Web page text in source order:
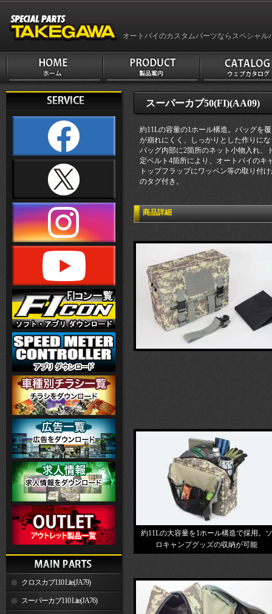
オートバイのカスタムパーツならスペシャル
クロスカブ110 Lite(JA79)
スーパーカブ110 Lite(JA76)
スーパーカブ50(FI)(AA09)
約11Lの容量の1ホール構造。バッグを
が崩れにくく、しっかりとした作りに
バッグ内部に2箇所のネット小物入れ、
定ベルト4箇所により、オートバイのキ
トップフラップにワッペン等の取り付
のタグ付き。
商品詳細
約11Lの大容量を1ホール構造で採用。ソ
ロキャンプグッズの収納が可能